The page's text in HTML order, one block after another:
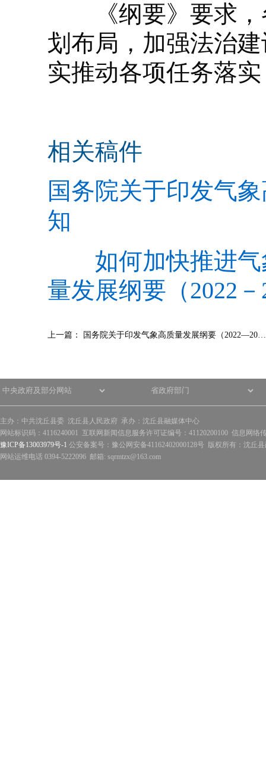
《纲要》要求，
划布局，加强法治
实推动各项任务落
相关稿件
国务院关于印发气
知
如何加快推进
量发展纲要（2022
上一篇： 国务院关于印发气象高质量发展纲要（2022—20…
主办：中共沈丘县委 沈丘县人民政府 承办：沈丘县融媒体中心
网站标识码：4116240001 互联网新闻信息服务许可证编号：41120200100 信息网络
豫ICP备13003979号-1 公安备案号：豫公网安备41162402000128号 版权所有：沈丘
网站运维电话 0394-5222096 邮箱: sqrmtzx@163.com